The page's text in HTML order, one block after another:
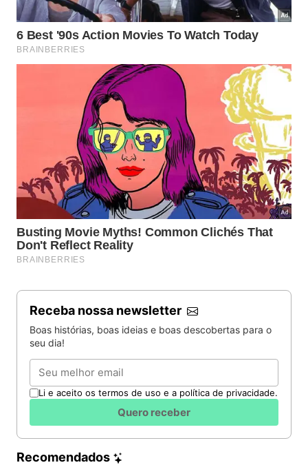
Receba nossa newsletter
Boas histórias, boas ideias e boas descobertas para o
seu dia!
Email
Li e aceito os termos de uso e a política de privacidade.
Quero receber
Recomendados